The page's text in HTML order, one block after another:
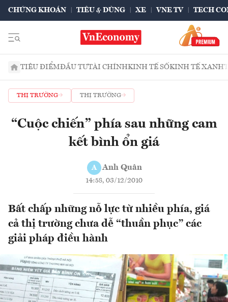
CHỨNG KHOÁN TIÊU & DÙNG XE VNE TV TECH
TIÊU ĐIỂMĐẦU TƯTÀI CHÍNHKINH TẾ SỐKINH TẾ XANH
THỊ TRƯỜNG THỊ TRƯỜNG
“Cuộc chiến” phía sau những cam
kết bình ổn giá
A Anh Quân
14:58, 03/12/2010
Bất chấp những nỗ lực từ nhiều phía, giá
cả thị trường chưa dễ “thuần phục” các
giải pháp điều hành